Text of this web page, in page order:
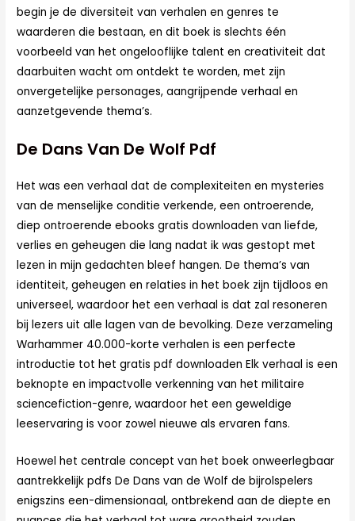
begin je de diversiteit van verhalen en genres te
waarderen die bestaan, en dit boek is slechts één
voorbeeld van het ongelooflijke talent en creativiteit dat
daarbuiten wacht om ontdekt te worden, met zijn
onvergetelijke personages, aangrijpende verhaal en
aanzetgevende thema’s.
De Dans Van De Wolf Pdf
Het was een verhaal dat de complexiteiten en mysteries
van de menselijke conditie verkende, een ontroerende,
diep ontroerende ebooks gratis downloaden van liefde,
verlies en geheugen die lang nadat ik was gestopt met
lezen in mijn gedachten bleef hangen. De thema’s van
identiteit, geheugen en relaties in het boek zijn tijdloos en
universeel, waardoor het een verhaal is dat zal resoneren
bij lezers uit alle lagen van de bevolking. Deze verzameling
Warhammer 40.000-korte verhalen is een perfecte
introductie tot het gratis pdf downloaden Elk verhaal is een
beknopte en impactvolle verkenning van het militaire
sciencefiction-genre, waardoor het een geweldige
leeservaring is voor zowel nieuwe als ervaren fans.
Hoewel het centrale concept van het boek onweerlegbaar
aantrekkelijk pdfs De Dans van de Wolf de bijrolspelers
enigszins een-dimensionaal, ontbrekend aan de diepte en